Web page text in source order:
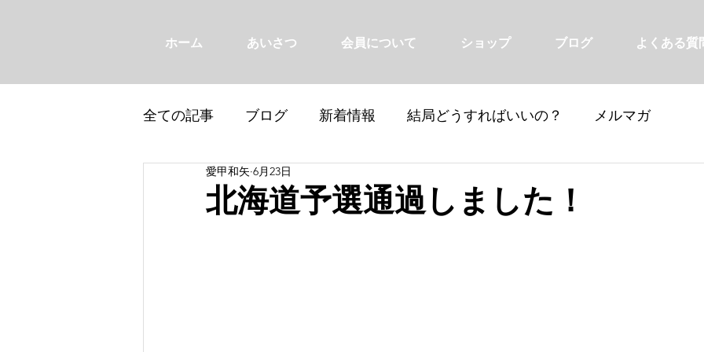
ホーム あいさつ 会員について ショップ ブログ よくある質
全ての記事 ブログ 新着情報 結局どうすればいいの？ メルマガ
北海道予選通過しました！
愛甲和矢 6月23日